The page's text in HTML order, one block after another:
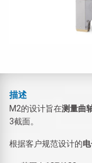
描述
M2的设计旨在测量曲
3截面。
根据客户规范设计的